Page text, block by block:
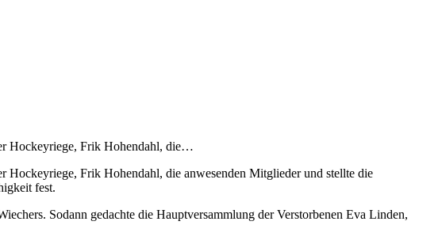
Hockeyriege, Frik Hohendahl, die…
Hockeyriege, Frik Hohendahl, die anwesenden Mitglieder und stellte die
fest.
Sodann gedachte die Hauptversammlung der Verstorbenen Eva Linden,